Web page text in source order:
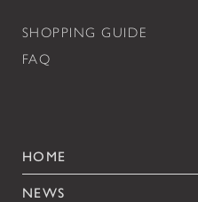
SHOPPING GUIDE
FAQ
HOME
NEWS